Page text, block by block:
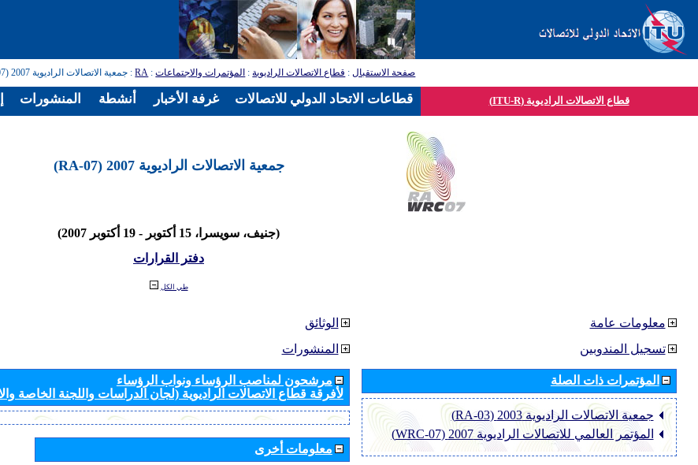
صفحة الاستقبال: قطاع الاتصالات الراديوية: المؤتمرات والاجتماعات:
RA: جمعية الاتصالات الراديوية 2007 (RA-07)
قطاع الاتصالات الراديوية (ITU-R)
جمعية الاتصالات الراديوية 2007 (RA-07)
(جنيف، سويسرا، 15 أكتوبر - 19 أكتوبر 2007)
دفتر القرارات
طي الكل
الوثائق
المنشورات
مرشحون لمناصب الرؤساء ونواب الرؤساء
لأفرقة قطاع الاتصالات الراديوية (لجان الدراسات واللجنة الخاصة
معلومات أخرى
معلومات عامة
تسجيل المندوبين
المؤتمرات ذات الصلة
جمعية الاتصالات الراديوية 2003 (RA-03)
المؤتمر العالمي للاتصالات الراديوية 2007 (WRC-07)
المنشورات أنشطة غرفة الأخبار قطاعات الاتحاد الدولي للاتصالات